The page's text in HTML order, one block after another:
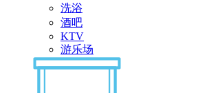
洗浴
酒吧
KTV
游乐场